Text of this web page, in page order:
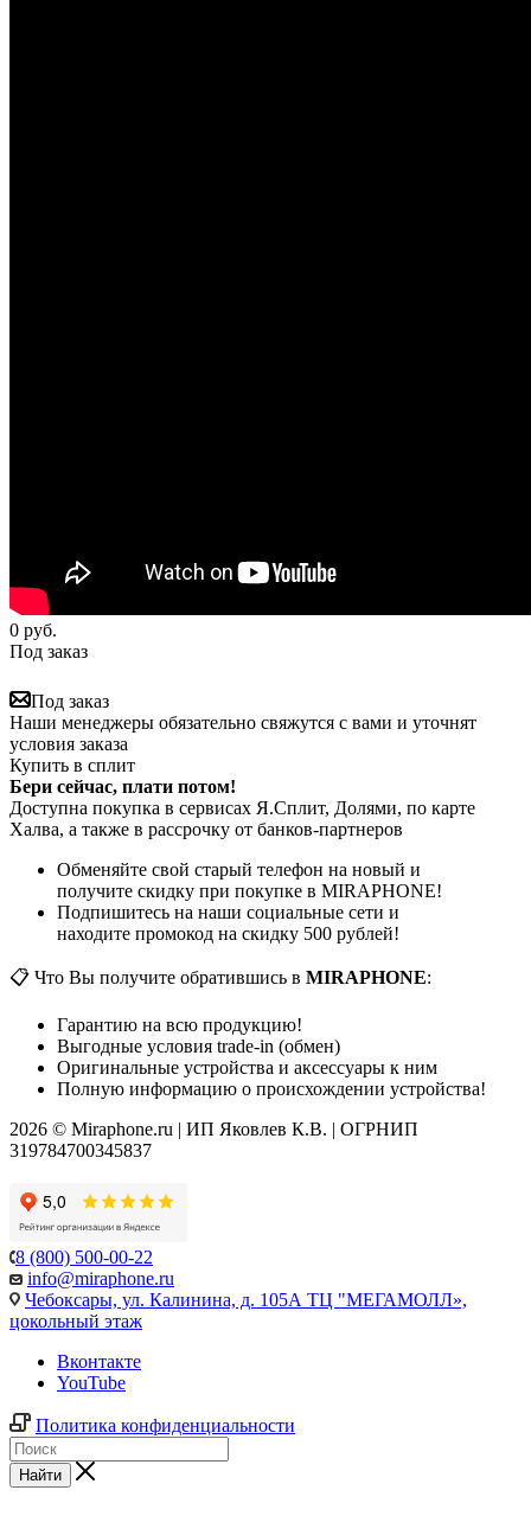
0 руб.
Под заказ
Под заказ
Наши менеджеры обязательно свяжутся с вами и уточнят
условия заказа
Купить в сплит
Бери сейчас, плати потом!
Доступна покупка в сервисах Я.Сплит, Долями, по карте
Халва, а также в рассрочку от банков-партнеров
Обменяйте свой старый телефон на новый и
получите скидку при покупке в MIRAPHONE!
Подпишитесь на наши социальные сети и
находите промокод на скидку 500 рублей!
📋 Что Вы получите обратившись в MIRAPHONE:
Гарантию на всю продукцию!
Выгодные условия trade-in (обмен)
Оригинальные устройства и аксессуары к ним
Полную информацию о происхождении устройства!
2026 © Miraphone.ru | ИП Яковлев К.В. | ОГРНИП
319784700345837
8 (800) 500-00-22
info@miraphone.ru
Чебоксары, ул. Калинина, д. 105А ТЦ "МЕГАМОЛЛ»,
цокольный этаж
Вконтакте
YouTube
Политика конфиденциальности
Найти